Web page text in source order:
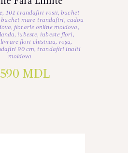
, 101 trandafiri rosii,buchet
buchet mare trandafiri, cadou
, florarie online moldova,
, iubeste, iubeste flori,
livrare flori chisinau, roșu,
90 cm, trandafiri inalti
moldova
MDL